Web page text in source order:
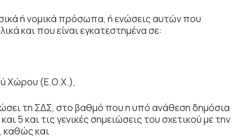
ή νομικά πρόσωπα, ή ενώσεις αυτών που
και που είναι εγκατεστημένα σε:
Χώρου (Ε.Ο.Χ.),
τη ΣΔΣ, στο βαθμό που η υπό ανάθεση δημόσια
5 και τις γενικές σημειώσεις του σχετικού με την
και